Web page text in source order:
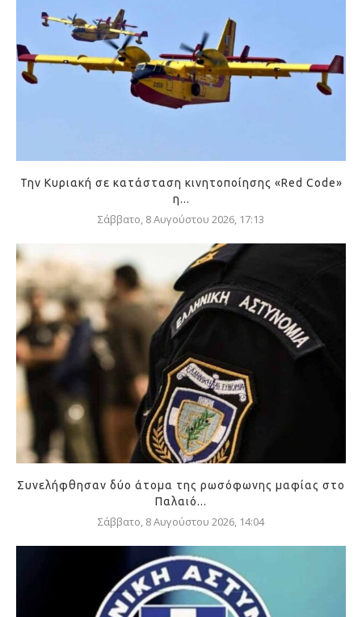
Την Κυριακή σε κατάσταση κινητοποίησης «Red Code»
η...
Σάββατο, 8 Αυγούστου 2026, 17:13
Συνελήφθησαν δύο άτομα της ρωσόφωνης μαφίας στο
Παλαιό...
Σάββατο, 8 Αυγούστου 2026, 14:04